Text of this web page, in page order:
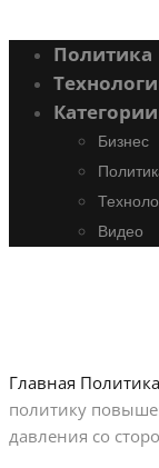
Политика
Категории
Бизнес
Видео
Главная Политика
политику
давления со